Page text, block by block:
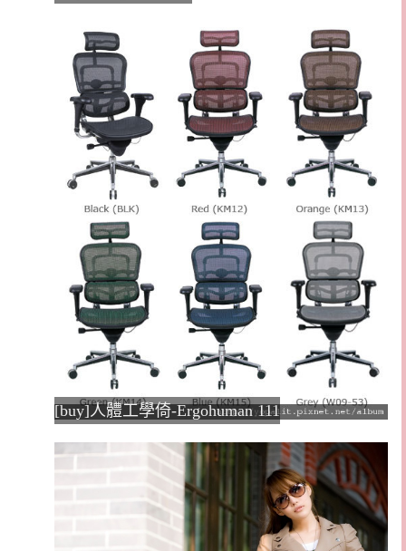
[buy]人體工學倚-Ergohuman 111